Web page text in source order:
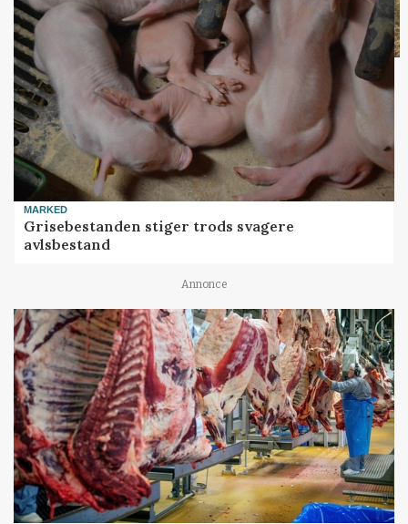
MARKED
Grisebestanden stiger trods svagere
avlsbestand
Annonce